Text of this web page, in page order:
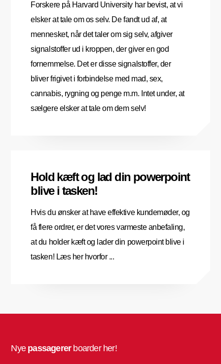
Forskere på Harvard University har bevist, at vi
elsker at tale om os selv. De fandt ud af, at
mennesket, når det taler om sig selv, afgiver
signalstoffer ud i kroppen, der giver en god
fornemmelse. Det er disse signalstoffer, der
bliver frigivet i forbindelse med mad, sex,
cannabis, rygning og penge m.m. Intet under, at
sælgere elsker at tale om dem selv!
Hold kæft og lad din powerpoint
blive i tasken!
Hvis du ønsker at have effektive kundemøder, og
få flere ordrer, er det vores varmeste anbefaling,
at du holder kæft og lader din powerpoint blive i
tasken! Læs her hvorfor ...
Nye passagererboarder her!